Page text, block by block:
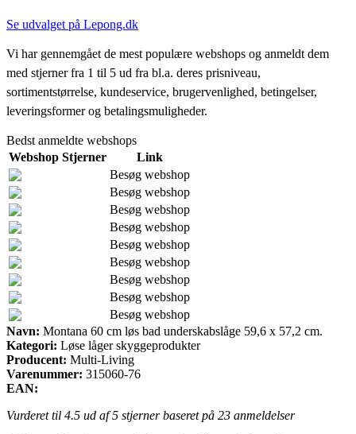
Se udvalget på Lepong.dk
Vi har gennemgået de mest populære webshops og anmeldt dem
med stjerner fra 1 til 5 ud fra bl.a. deres prisniveau,
sortimentstørrelse, kundeservice, brugervenlighed, betingelser,
leveringsformer og betalingsmuligheder.
Bedst anmeldte webshops
Webshop Stjerner
Link
Besøg webshop
Besøg webshop
Besøg webshop
Besøg webshop
Besøg webshop
Besøg webshop
Besøg webshop
Besøg webshop
Besøg webshop
Navn: Montana 60 cm løs bad underskabslåge 59,6 x 57,2 cm.
Kategori: Løse låger skyggeprodukter
Producent: Multi-Living
Varenummer: 315060-76
EAN:
Vurderet til 4.5 ud af 5 stjerner baseret på 23 anmeldelser